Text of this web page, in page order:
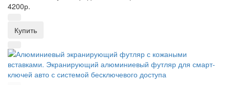
4200р.
Купить